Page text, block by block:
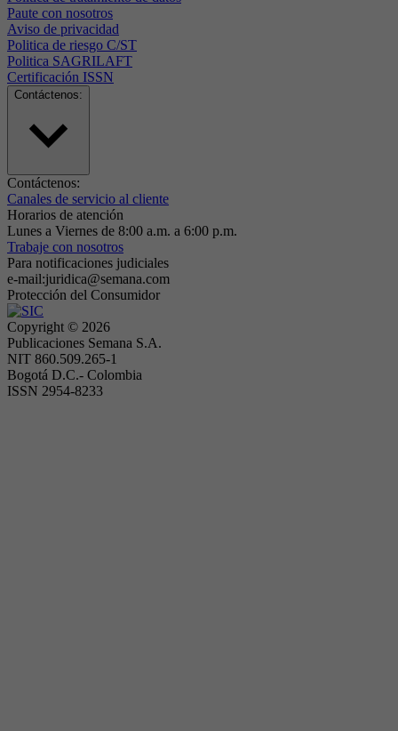
Paute con nosotros
Aviso de privacidad
Politica de riesgo C/ST
Politica SAGRILAFT
Certificación ISSN
Contáctenos:
Contáctenos:
Canales de servicio al cliente
Horarios de atención
Lunes a Viernes de 8:00 a.m. a 6:00 p.m.
Trabaje con nosotros
Para notificaciones judiciales
e-mail:juridica@semana.com
Protección del Consumidor
Copyright © 2026
Publicaciones Semana S.A.
NIT 860.509.265-1
Bogotá D.C.- Colombia
ISSN 2954-8233